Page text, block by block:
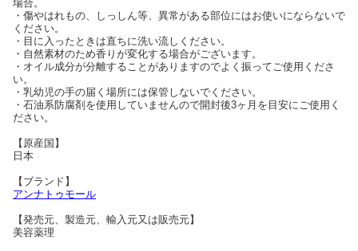
場合。
・傷やはれもの、しっしん等、異常がある部位にはお使いにならないで
ください。
・目に入ったときは直ちに洗い流しください。
・自然素材のため香りが変化する場合がございます。
・オイル成分が分離することがありますのでよく振ってご使用くださ
い。
・乳幼児の手の届く場所には保管しないでください。
・石油系防腐剤を使用していませんので開封後3ヶ月を目安にご使用く
ださい。
【原産国】
日本
【ブランド】
アンナトゥモール
【発売元、製造元、輸入元又は販売元】
美容薬理